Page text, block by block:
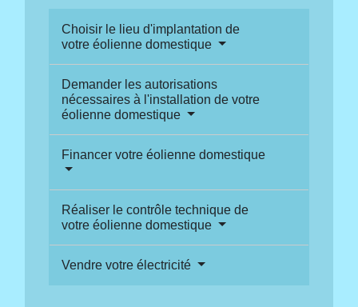
Choisir le lieu d'implantation de
votre éolienne domestique
Demander les autorisations
nécessaires à l'installation de votre
éolienne domestique
Financer votre éolienne domestique
Réaliser le contrôle technique de
votre éolienne domestique
Vendre votre électricité